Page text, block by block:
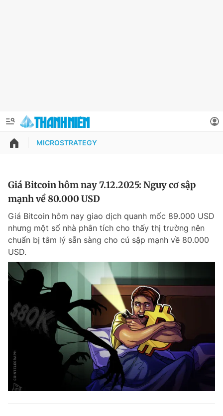
QUẢNG CÁO
Chuyên mục khác
Chào ngày mới
Tin thị trường Tin 360
Video Magazine
Sản phẩm khác
Tiện ích Bạn cần biết
Thông tin tài khoản
Đổi mật khẩu
Tin đã lưu
Tin đã xem
Đăng xuất
MICROSTRATEGY
Giá Bitcoin hôm nay 7.12.2025: Nguy cơ sập
mạnh về 80.000 USD
Giá Bitcoin hôm nay giao dịch quanh mốc 89.000 USD
nhưng một số nhà phân tích cho thấy thị trường nên
chuẩn bị tâm lý sẵn sàng cho cú sập mạnh về 80.000
USD.